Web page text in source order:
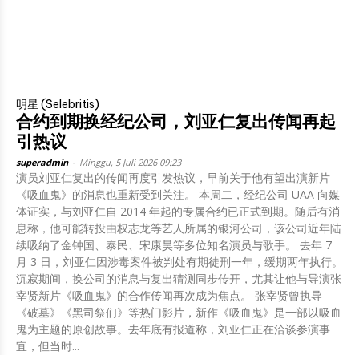
明星 (Selebritis)
合约到期换经纪公司，刘亚仁复出传闻再起
引热议
superadmin Minggu, 5 Juli 2026 09:23
演员刘亚仁复出的传闻再度引发热议，早前关于他有望出演新片
《吸血鬼》的消息也重新受到关注。 本周二，经纪公司 UAA 向媒
体证实，与刘亚仁自 2014 年起的专属合约已正式到期。随后有消
息称，他可能转投由权志龙等艺人所属的银河公司，该公司近年陆
续吸纳了金钟国、泰民、宋康昊等多位知名演员与歌手。 去年 7
月 3 日，刘亚仁因涉毒案件被判处有期徒刑一年，缓期两年执行。
沉寂期间，换公司的消息与复出猜测同步传开，尤其让他与导演张
宰贤新片《吸血鬼》的合作传闻再次成为焦点。 张宰贤曾执导
《破墓》《黑司祭们》等热门影片，新作《吸血鬼》是一部以吸血
鬼为主题的原创故事。去年底有报道称，刘亚仁正在洽谈参演事
宜，但当时...